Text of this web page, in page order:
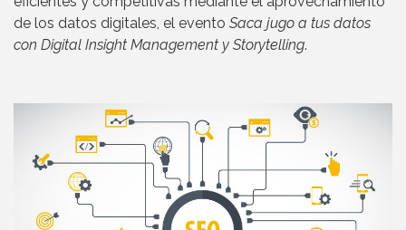
de los datos digitales, el evento Saca jugo a tus datos
con Digital Insight Management y Storytelling.